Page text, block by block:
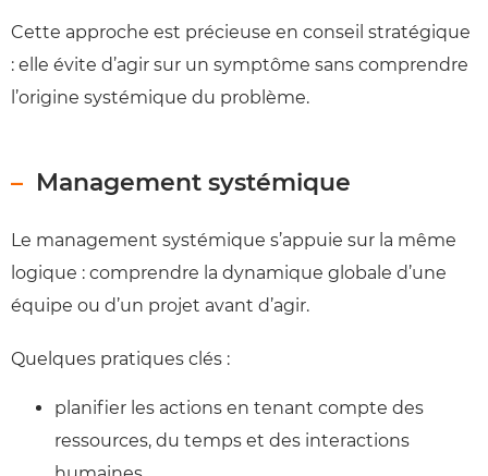
Cette approche est précieuse en conseil stratégique
: elle évite d’agir sur un symptôme sans comprendre
l’origine systémique du problème.
Management systémique
Le management systémique s’appuie sur la même
logique : comprendre la dynamique globale d’une
équipe ou d’un projet avant d’agir.
Quelques pratiques clés :
planifier les actions en tenant compte des
ressources, du temps et des interactions